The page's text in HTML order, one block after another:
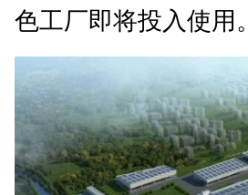
色工厂即将投入使用。